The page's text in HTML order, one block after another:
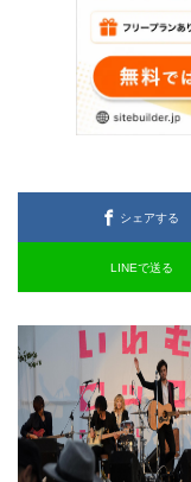
シェアする
LINEで送る